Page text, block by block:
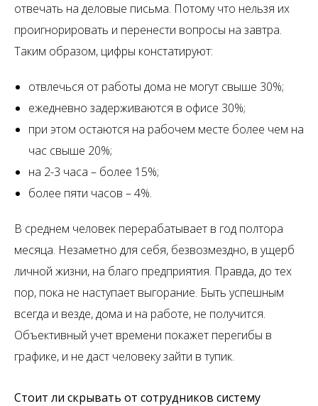
отвечать на деловые письма. Потому что нельзя их
проигнорировать и перенести вопросы на завтра.
Таким образом, цифры констатируют:
отвлечься от работы дома не могут свыше 30%;
ежедневно задерживаются в офисе 30%;
при этом остаются на рабочем месте более чем на
час свыше 20%;
на 2-3 часа – более 15%;
более пяти часов – 4%.
В среднем человек перерабатывает в год полтора
месяца. Незаметно для себя, безвозмездно, в ущерб
личной жизни, на благо предприятия. Правда, до тех
пор, пока не наступает выгорание. Быть успешным
всегда и везде, дома и на работе, не получится.
Объективный учет времени покажет перегибы в
графике, и не даст человеку зайти в тупик.
Стоит ли скрывать от сотрудников систему